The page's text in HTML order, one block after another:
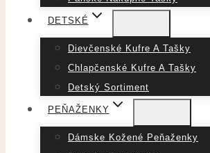
DETSKÉ
Dievčenské Kufre A Tašky
Chlapčenské Kufre A Tašky
Detský Sortiment
PEŇAŽENKY
Dámske Kožené Peňaženky